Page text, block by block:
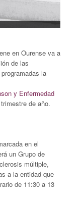
en Ourense va a
de las
la
y Enfermedad
de año.
en el
un Grupo de
múltiple,
a la entidad que
de 11:30 a 13